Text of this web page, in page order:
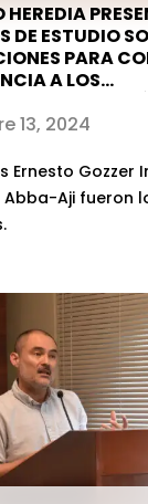
DE ESTUDIO
PARA
A LOS
CARIBE
13, 2024
Ernesto Gozzer
Abba-Aji fueron